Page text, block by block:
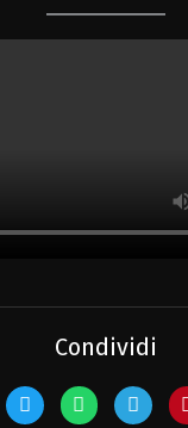
Condividi